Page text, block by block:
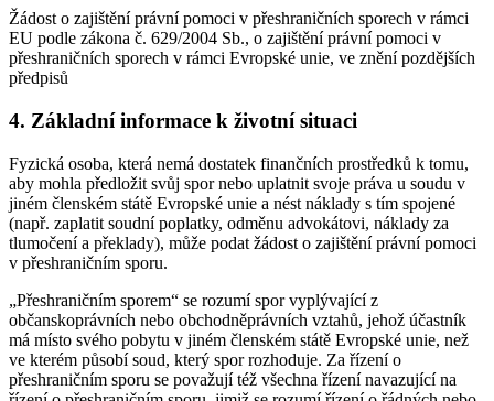
Žádost o zajištění právní pomoci v přeshraničních sporech v rámci
EU podle zákona č. 629/2004 Sb., o zajištění právní pomoci v
přeshraničních sporech v rámci Evropské unie, ve znění pozdějších
předpisů
4. Základní informace k životní situaci
Fyzická osoba, která nemá dostatek finančních prostředků k tomu,
aby mohla předložit svůj spor nebo uplatnit svoje práva u soudu v
jiném členském státě Evropské unie a nést náklady s tím spojené
(např. zaplatit soudní poplatky, odměnu advokátovi, náklady za
tlumočení a překlady), může podat žádost o zajištění právní pomoci
v přeshraničním sporu.
„Přeshraničním sporem“ se rozumí spor vyplývající z
občanskoprávních nebo obchodněprávních vztahů, jehož účastník
má místo svého pobytu v jiném členském státě Evropské unie, než
ve kterém působí soud, který spor rozhoduje. Za řízení o
přeshraničním sporu se považují též všechna řízení navazující na